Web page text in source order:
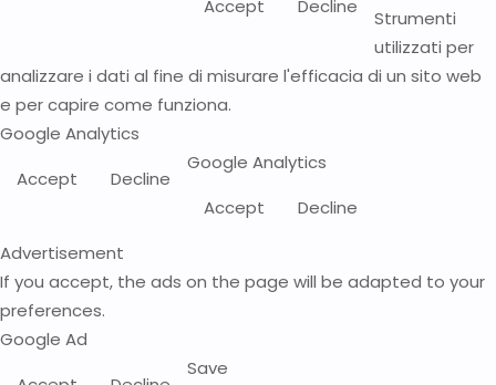
Accept
Decline
Strumenti
utilizzati per
analizzare i dati al fine di misurare l'efficacia di un sito web
e per capire come funziona.
Google Analytics
Accept
Decline
Google Analytics
Accept
Decline
Advertisement
If you accept, the ads on the page will be adapted to your
preferences.
Google Ad
Save